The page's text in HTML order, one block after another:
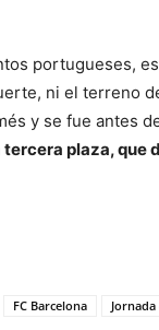
portugueses,
ni el terreno
y se fue antes
tercera plaza, que
FC Barcelona Jornada